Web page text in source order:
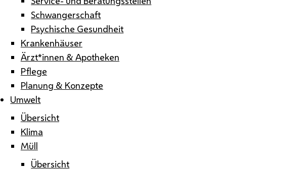
Schwangerschaft
Psychische Gesundheit
Krankenhäuser
Ärzt*innen & Apotheken
Pflege
Planung & Konzepte
Umwelt
Übersicht
Klima
Müll
Übersicht